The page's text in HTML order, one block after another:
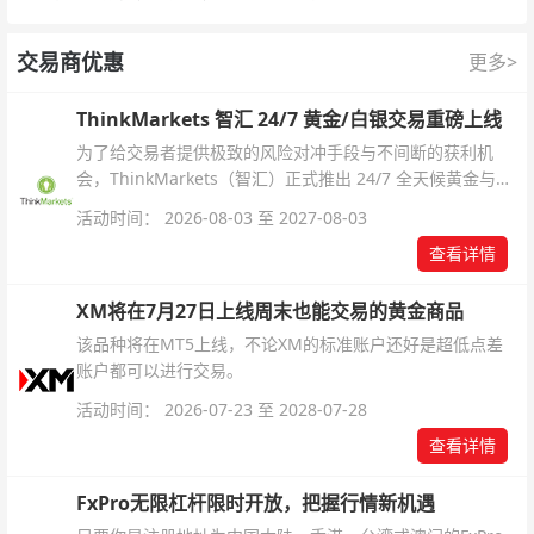
交易商优惠 更多>
ThinkMarkets 智汇 24/7 黄金/白银交易重磅上线
为了给交易者提供极致的风险对冲手段与不间断的获利机
会，ThinkMarkets（智汇）正式推出 24/7 全天候黄金与白
杆配置、支持软件及交易细则。
活动时间： 2026-08-03 至 2027-08-03
查看详情
XM将在7月27日上线周末也能交易的黄金商品
该品种将在MT5上线，不论XM的标准账户还好是超低点差
账户都可以进行交易。
活动时间： 2026-07-23 至 2028-07-28
查看详情
FxPro无限杠杆限时开放，把握行情新机遇